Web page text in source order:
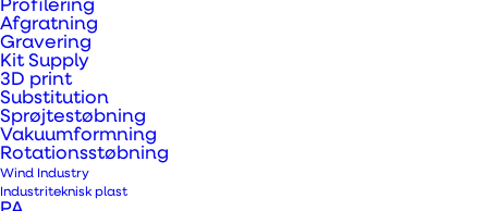
Profilering
Afgratning
Gravering
Kit Supply
3D print
Substitution
Sprøjtestøbning
Vakuumformning
Rotationsstøbning
Wind Industry
Industriteknisk plast
er et billigere materiale sammenlignet med
ren PE 1000, men man skal dog holde sig for
øje, at det har ikke den samme høje kvalitet.
I forhold til ren PE 500, har det derimod en
meget bedre slidstyrke. Tivar™ ECO kan
anvendes til industriemner med lavere